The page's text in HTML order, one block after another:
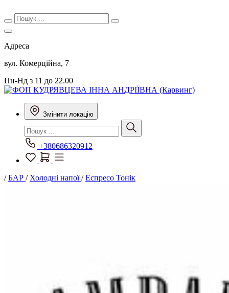
Адреса
вул. Комерційна, 7
Пн-Нд з 11 до 22.00
Змінити локацію
+380686320912
/БАР / Холодні напої/Еспресо Тонік